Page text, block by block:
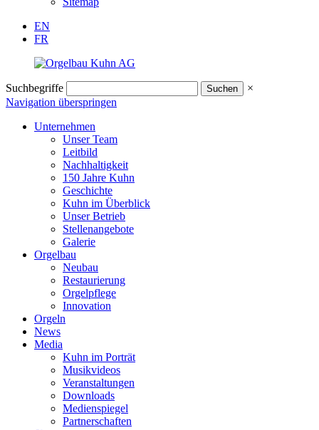
EN
FR
Suchbegriffe
×
Navigation überspringen
Unternehmen
Unser Team
Leitbild
Nachhaltigkeit
150 Jahre Kuhn
Geschichte
Kuhn im Überblick
Unser Betrieb
Stellenangebote
Galerie
Orgelbau
Neubau
Restaurierung
Orgelpflege
Innovation
Orgeln
News
Media
Kuhn im Porträt
Musikvideos
Veranstaltungen
Downloads
Medienspiegel
Partnerschaften